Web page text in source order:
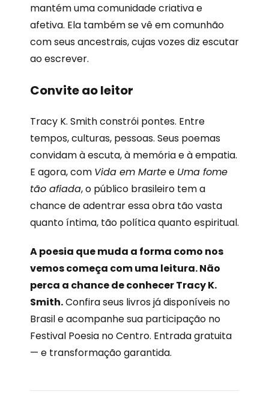
mantém uma comunidade criativa e
afetiva. Ela também se vê em comunhão
com seus ancestrais, cujas vozes diz escutar
ao escrever.
Convite ao leitor
Tracy K. Smith constrói pontes. Entre
tempos, culturas, pessoas. Seus poemas
convidam à escuta, à memória e à empatia.
E agora, com Vida em Martee Uma fome
tão afiada, o público brasileiro tem a
chance de adentrar essa obra tão vasta
quanto íntima, tão política quanto espiritual.
A poesia que muda a forma como nos
vemos começa com uma leitura. Não
perca a chance de conhecer Tracy K.
Smith.Confira seus livros já disponíveis no
Brasil e acompanhe sua participação no
Festival Poesia no Centro. Entrada gratuita
— e transformação garantida.